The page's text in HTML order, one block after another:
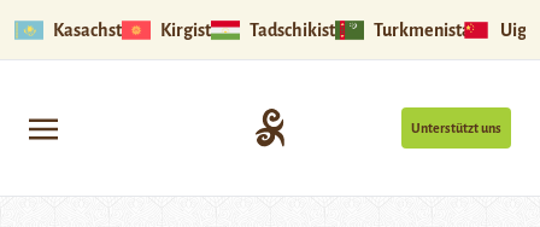
Kasachstan Kirgistan Tadschikistan Turkmenistan
Unterstützt uns